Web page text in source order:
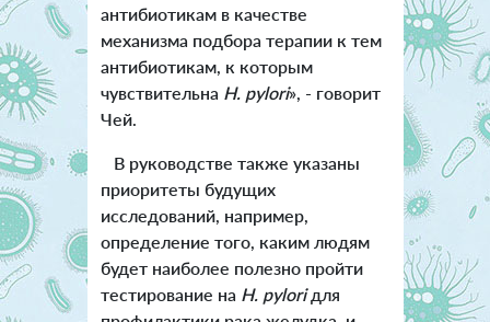
антибиотикам в качестве
механизма подбора терапии к тем
антибиотикам, к которым
чувствительна H. pylori», - говорит
Чей.
В руководстве также указаны
приоритеты будущих
исследований, например,
определение того, каким людям
будет наиболее полезно пройти
тестирование на H. pyloriдля